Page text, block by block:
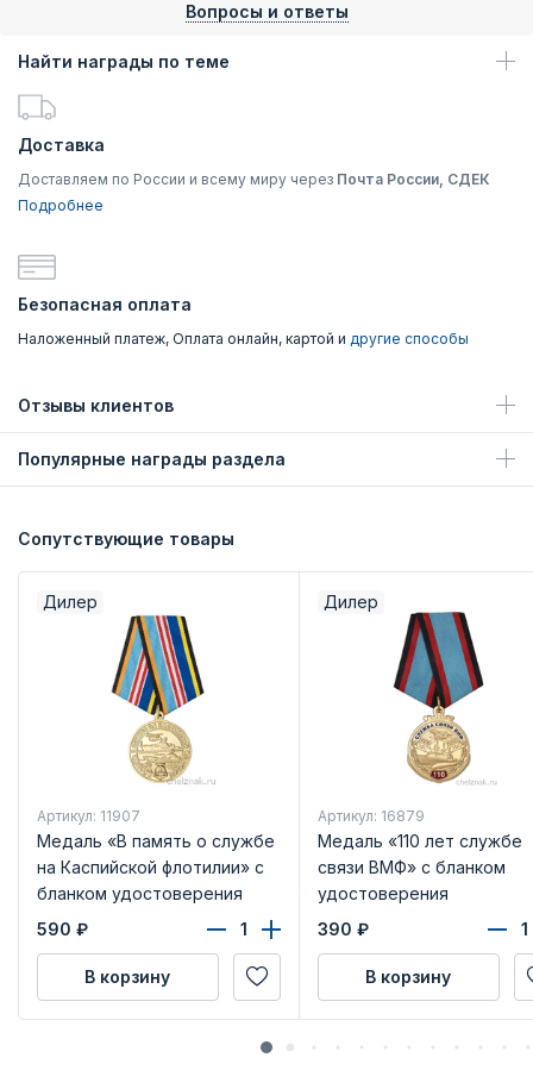
Вопросы и ответы
Найти награды по теме
Доставка
Доставляем по России и всему миру через Почта России, СДЕК
Подробнее
Безопасная оплата
Наложенный платеж, Оплата онлайн, картой и другие способы
Отзывы клиентов
Популярные награды раздела
Сопутствующие товары
Дилер
Артикул: 11907
Медаль «В память о службе
на Каспийской флотилии» с
бланком удостоверения
590 ₽
В корзину
Дилер
Артикул: 16879
Медаль «110 лет службе
связи ВМФ» с бланком
удостоверения
390 ₽
В корзину